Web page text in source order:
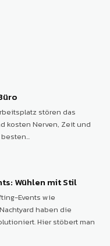
stören das
kosten Nerven, Zeit und
Wühlen mit Stil
Events wie
haben die
Hier stöbert man